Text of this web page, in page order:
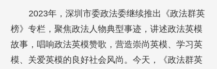
2023年，深圳市委政法委继续推出《政法群英
榜》专栏，聚焦政法人物典型事迹，讲述政法英模
故事，唱响政法英模赞歌，营造崇尚英模、学习英
模、关爱英模的良好社会风尚。今天，《政法群英